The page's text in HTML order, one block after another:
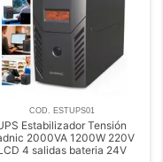
COD. ESTUPS01
Estabilizador Tensión
2000VA 1200W 220V
4 salidas bateria 24V